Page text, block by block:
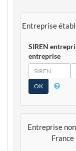
Entreprise
SIREN
entreprise
SIREN
SIRET
Entreprise
France